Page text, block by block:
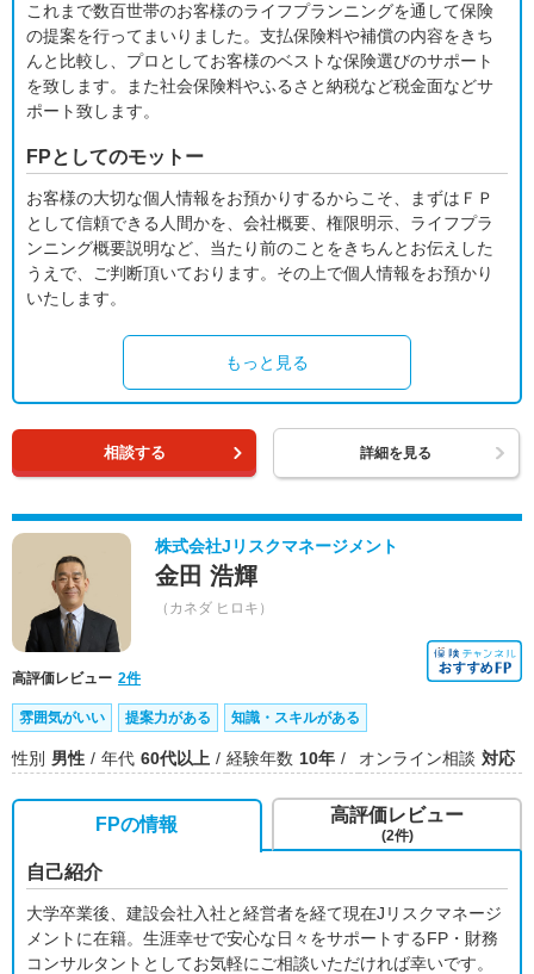
これまで数百世帯のお客様のライフプランニングを通して保険
の提案を行ってまいりました。支払保険料や補償の内容をきち
んと比較し、プロとしてお客様のベストな保険選びのサポート
を致します。また社会保険料やふるさと納税など税金面などサ
ポート致します。
FPとしてのモットー
お客様の大切な個人情報をお預かりするからこそ、まずはＦＰ
として信頼できる人間かを、会社概要、権限明示、ライフプラ
ンニング概要説明など、当たり前のことをきちんとお伝えした
うえで、ご判断頂いております。その上で個人情報をお預かり
いたします。
もっと見る
相談する 詳細を見る
株式会社Jリスクマネージメント
金田 浩輝
（カネダ ヒロキ）
高評価レビュー 2件
雰囲気がいい 提案力がある 知識・スキルがある
性別 男性 年代 60代以上 経験年数 10年 オンライン相談 対応
FPの情報
自己紹介
大学卒業後、建設会社入社と経営者を経て現在Jリスクマネージ
メントに在籍。生涯幸せで安心な日々をサポートするFP・財務
コンサルタントとしてお気軽にご相談いただければ幸いです。
高評価レビュー
(2件)